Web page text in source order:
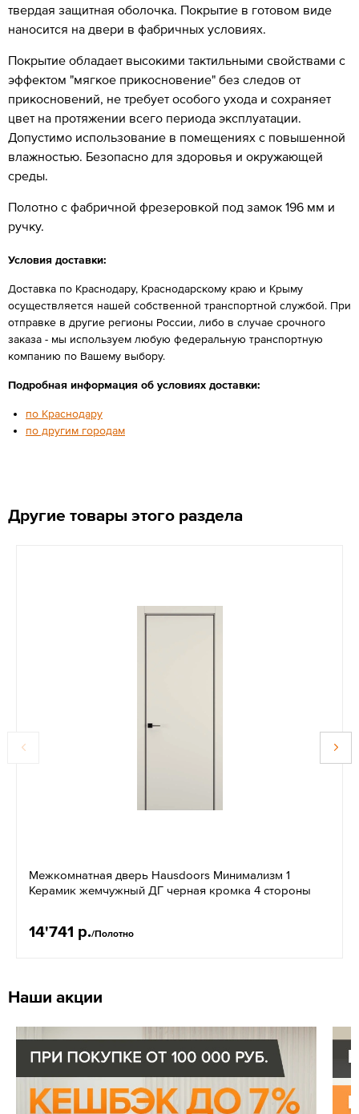
твердая защитная оболочка. Покрытие в готовом виде
наносится на двери в фабричных условиях.
Покрытие обладает высокими тактильными свойствами с
эффектом "мягкое прикосновение" без следов от
прикосновений, не требует особого ухода и сохраняет
цвет на протяжении всего периода эксплуатации.
Допустимо использование в помещениях с повышенной
влажностью. Безопасно для здоровья и окружающей
среды.
Полотно с фабричной фрезеровкой под замок 196 мм и
ручку.
Условия доставки:
Доставка по Краснодару, Краснодарскому краю и Крыму
осуществляется нашей собственной транспортной службой. При
отправке в другие регионы России, либо в случае срочного
заказа - мы используем любую федеральную транспортную
компанию по Вашему выбору.
Подробная информация об условиях доставки:
по Краснодару
по другим городам
Другие товары этого раздела
Межкомнатная дверь Hausdoors Минимализм 1
Керамик жемчужный ДГ черная кромка 4 стороны
14'741 р./Полотно
Наши акции